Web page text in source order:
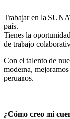
Trabajar en la
país.
Tienes la
de trabajo
Con el talento de
moderna,
peruanos.
¿Cómo creo mi